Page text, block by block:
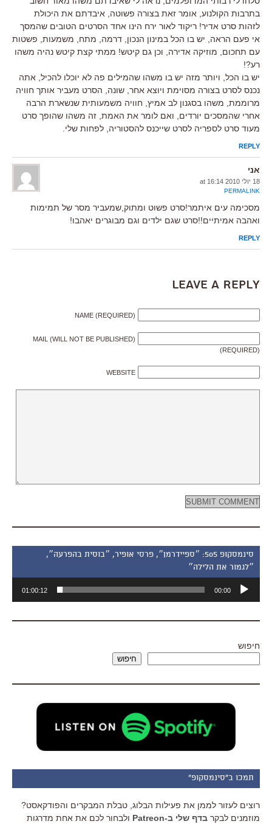
בתרבות הקולנוע, אומר זאת בצורה פשוטה, איבדתם את היכולת
לזהות סרט אדיר! ריקוד לאור ירח הינו אחד הסרטים הטובים שהמסך
אי פעם הראה, יש בו הכל במינון הנכון, דרמה, מתח, משמעות, פשטות
עם תחכום, מוזיקה אדירה, וכן גם קיטש! ממתי קצת קיטש נהיה משהו
רע?!
יש בו הכל, ויותר מזה יש בו משהו שהמילים פה לא יוכלו להכיל, אתה
נכנס לסרט בצורה מסוימת ויוצא אחר, שונה, הסרט מעביר אותך חוויה
מרוממת, משהו בסגנון לב אמיץ, חוויה משמעותית שנשארת הרבה
אחרי שהמסכים יורדים, ואם לומר את האמת, זה משהו שהופך סרט
מעוד סרט לספריה לסרט שייכנס להסטוריה, לפחות שלי.
REPLY
אני
18 יולי 2010 at 16:14
PERMALINK
מסכימה עים איתמר!סרט פשוט ומתוק,שמעביר מסר של תמימות
ואהבה אמיתיים!!סרט שגם ילדים וגם מבוגרים יאהבו!
REPLY
Leave a Reply
NAME (REQUIRED)
MAIL (WILL NOT BE PUBLISHED)
(REQUIRED)
WEBSITE
סינמסקופ 505: ״ספיידרמן״, פרסי אופיר, ״בוסית בהפרעה״,
״לגמור את הלילה״
אודיו
00:00
01:00:12
חיפוש
חיפוש
תמכו ב"סינמסקופ"
רוצים לעזור לממן את פעילות הבלוג, טבלת המבקרים והפודקאסט?
מוזמנים לבקר בדף שלי ב-Patreon
ולבחור לכם את אחת מדרגות